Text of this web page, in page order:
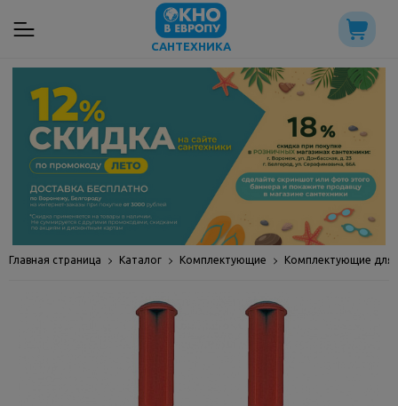
САНТЕХНИКА
Главная страница Каталог Комплектующие Комплектующие для